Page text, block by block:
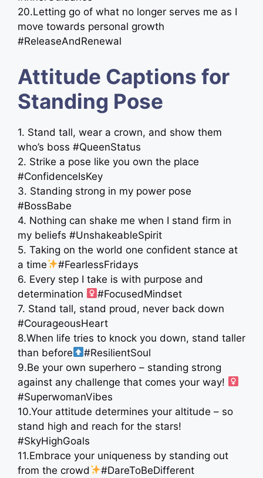
20.Letting go of what no longer serves me as I
move towards personal growth
#ReleaseAndRenewal
Attitude Captions for
Standing Pose
1. Stand tall, wear a crown, and show them
who’s boss #QueenStatus
2. Strike a pose like you own the place
#ConfidenceIsKey
3. Standing strong in my power pose
#BossBabe
4. Nothing can shake me when I stand firm in
my beliefs #UnshakeableSpirit
5. Taking on the world one confident stance at
a time
#FearlessFridays
6. Every step I take is with purpose and
determination ‍
#FocusedMindset
7. Stand tall, stand proud, never back down
#CourageousHeart
8.When life tries to knock you down, stand taller
than before
#ResilientSoul
9.Be your own superhero – standing strong
against any challenge that comes your way! ‍
#SuperwomanVibes
10.Your attitude determines your altitude – so
stand high and reach for the stars!
#SkyHighGoals
11.Embrace your uniqueness by standing out
from the crowd
#DareToBeDifferent